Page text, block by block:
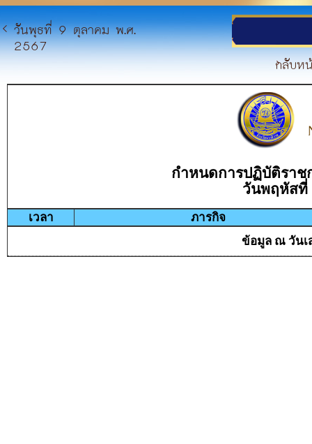
วันพุธที่ 9 ตุลาคม พ.ศ.
2567
กลับห
กำหนดการปฏิบัติราช
วันพฤหัสที่
เวลา
ภารกิจ
ข้อมูล ณ วันเ